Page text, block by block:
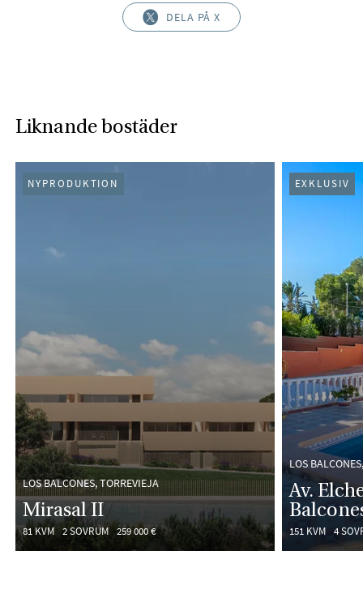
DELA PÅ X
Liknande bostäder
LOS BALCONES, TORREVIEJA
Mirasal II
81 KVM 2 SOVRUM 259 000 €
NYPRODUKTION
LOS
Av.
151 KVM 4
EXKLUSIV